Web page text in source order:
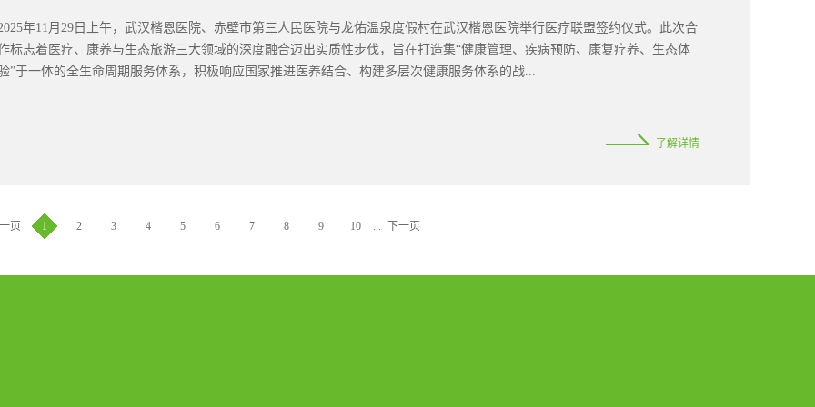
期健康管理模式获得认可在健康管理体系交流中，何界生会长与健康管理院长张伟龙进行了深入探讨。张伟龙院长介绍，楷
医院依托系统化体检数据与医疗评估体系，为客户制定全生命周期健康管理方案，由医疗团队、营养师、心理师、运动师及
康管理师全程参与，对客户医疗用药、健康调理、运...
年11月29日上午，武汉楷恩医院、赤壁市第三人民医院与龙佑温泉度假村在武汉楷恩医院举行医疗联盟签约仪式。此次合
标志着医疗、康养与生态旅游三大领域的深度融合迈出实质性步伐，旨在打造集“健康管理、疾病预防、康复疗养、生态体
”于一体的全生命周期服务体系，积极响应国家推进医养结合、构建多层次健康服务体系的战...
了解详情
页 1 2 3 4 5 6 7 8 9 10 ... 下一页